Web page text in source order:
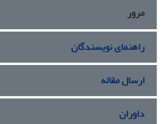
مرور
راهنمای نویسندگان
ارسال مقاله
داوران